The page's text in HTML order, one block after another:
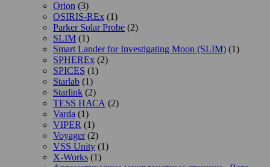
Orion (3)
OSIRIS-REx (1)
Parker Solar Probe (2)
SLIM (1)
Smart Lander for Investigating Moon (SLIM) (1)
SPHEREx (2)
SPICES (1)
Starlab (1)
Starlink (2)
TESS НАСА (2)
Varda (1)
VIPER (1)
Voyager(2)
VSS Unity (1)
X-Works (1)